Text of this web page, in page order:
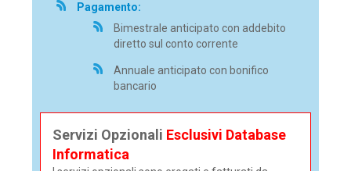
Pagamento:
Bimestrale anticipato con addebito
diretto sul conto corrente
Annuale anticipato con bonifico
bancario
Servizi Opzionali Esclusivi Database
Informatica